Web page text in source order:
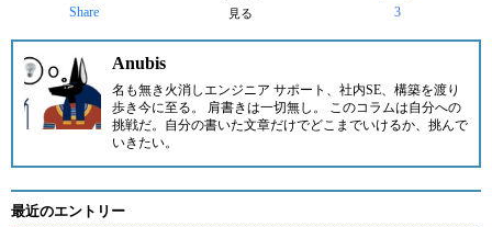
Share 見る 3
Anubis
名も無き火消しエンジニア サポート、社内SE、構築を渡り
歩き今に至る。 肩書きは一切無し。 このコラムは自分への
挑戦だ。自分の書いた文章だけでどこまでいけるか、挑んで
いきたい。
最近のエントリー